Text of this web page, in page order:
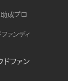
成プロ
ァンディ
ファン